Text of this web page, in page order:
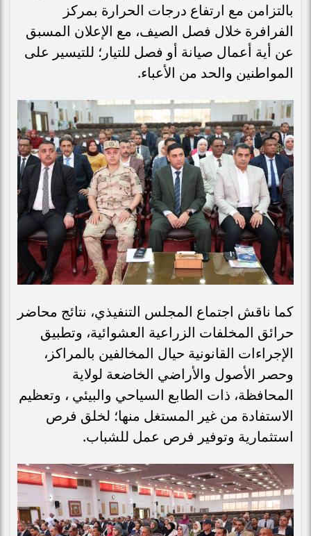
بالتزامن مع ارتفاع درجات الحرارة بمركز
الفرافرة خلال فصل الصيف، مع الإعلان المسبق
عن أية أعمال صيانة أو فصل للتيار؛ للتيسير على
المواطنين والحد من الأعباء.
كما ناقش اجتماع المجلس التنفيذي، نتائج محاضر
حرائق المخلفات الزراعية العشوائية، وتطبيق
الإجراءات القانونية حيال المخالفين بالمراكز،
وحصر الأصول والأراضي الخاضعة لولاية
المحافظة، ذات الطابع السياحي والبيئي ، وتعظيم
الاستفادة من غير المستغل منها؛ لخلق فرص
استثمارية وتوفير فرص عمل للشباب.